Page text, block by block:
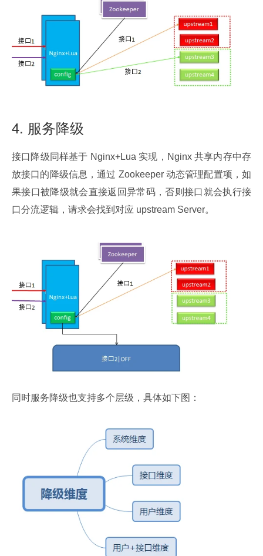
4. 服务降级
接口降级同样基于 Nginx+Lua 实现，Nginx 共享内存中存
放接口的降级信息，通过 Zookeeper 动态管理配置项，如
果接口被降级就会直接返回异常码，否则接口就会执行接
口分流逻辑，请求会找到对应 upstream Server。
同时服务降级也支持多个层级，具体如下图：